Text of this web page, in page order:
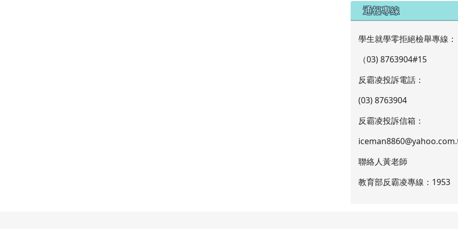
通報專線
學生就學零拒絕檢舉專線：
（03) 8763904#15
反霸凌投訴電話：
(03) 8763904
反霸凌投訴信箱：
聯絡人黃老師
教育部反霸凌專線：1953